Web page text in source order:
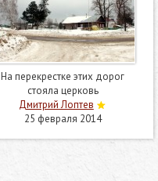
На перекрестке этих дорог
стояла церковь
Дмитрий Лоптев
25 февраля 2014